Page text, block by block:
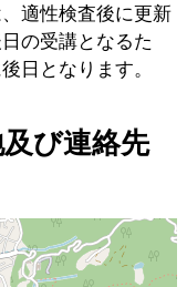
適性検査後に更新
の受講となるた
日となります。
び連絡先